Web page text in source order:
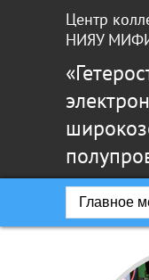
Перейти к основному
Центр
НИЯУ